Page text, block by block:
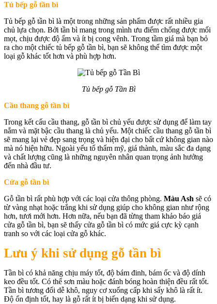
Tủ bếp gỗ tần bì
Tủ bếp gỗ tần bì là một trong những sản phẩm được rất nhiều gia
chủ lựa chọn. Bởi tần bì mang trong mình ưu điểm chống được mối
mọt, chịu được độ ẩm và ít bị cong vênh. Trong tầm giá mà bạn bỏ
ra cho một chiếc tủ bếp gỗ tần bì, bạn sẽ không thể tìm được một
loại gỗ khác tốt hơn và phù hợp hơn.
Tủ bếp gỗ Tần Bì
Cầu thang gỗ tần bì
Trong kết cấu cầu thang, gỗ tần bì chủ yếu được sử dụng để làm tay
nắm và mặt bậc cầu thang là chủ yếu. Một chiếc cầu thang gỗ tần bì
sẽ mang lại vẻ đẹp sang trọng và hiện đại cho bất cứ không gian nào
mà nó hiện hữu. Ngoài yếu tố thẩm mỹ, giá thành, màu sắc đa dạng
và chất lượng cũng là những nguyên nhân quan trọng ảnh hưởng
đến nhà đầu tư.
Cửa gỗ tần bì
Gỗ tần bì rất phù hợp với các loại cửa thông phòng. Màu Ash sẽ có
từ vàng nhạt hoặc trắng khi sử dụng giúp cho không gian như rộng
hơn, tươi mới hơn. Hơn nữa, nếu bạn đã từng tham khảo báo giá
cửa gỗ tần bì, bạn sẽ thấy cửa gỗ tần bì có mức giá cực kỳ cạnh
tranh so với các loại cửa gỗ khác.
Lưu ý khi sử dụng gỗ tần bì
Tần bì có khả năng chịu máy tốt, độ bám đinh, bám ốc và độ dính
keo đều tốt. Có thể sơn màu hoặc đánh bóng hoàn thiện đều rất tốt.
Tần bì tương đối dễ khô, nguy cơ xuống cấp khi sấy khô là rất ít.
Độ ổn định tốt, hay là gỗ rất ít bị biến dạng khi sử dụng.